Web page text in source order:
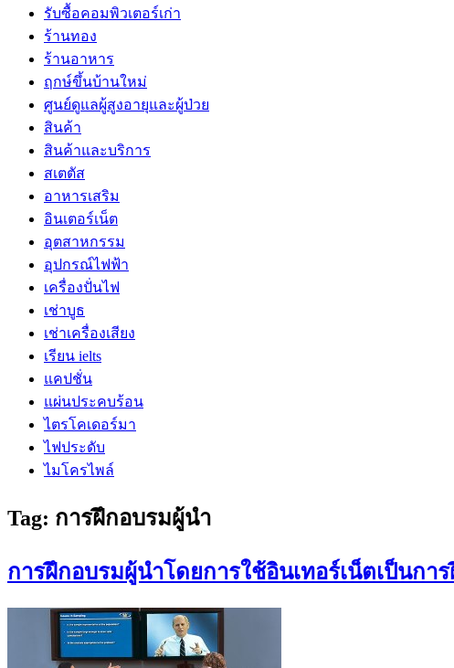
รับซื้อคอมพิวเตอร์เก่า
ร้านทอง
ร้านอาหาร
ฤกษ์ขึ้นบ้านใหม่
ศูนย์ดูแลผู้สูงอายุและผู้ป่วย
สินค้า
สินค้าและบริการ
สเตตัส
อาหารเสริม
อินเตอร์เน็ต
อุตสาหกรรม
อุปกรณ์ไฟฟ้า
เครื่องปั่นไฟ
เช่าบูธ
เช่าเครื่องเสียง
เรียน ielts
แคปชั่น
แผ่นประคบร้อน
ไตรโคเดอร์มา
ไฟประดับ
ไมโครไพล์
Tag: การฝึกอบรมผู้นำ
การฝึกอบรมผู้นำโดยการใช้อินเทอร์เน็ตเป็นกา